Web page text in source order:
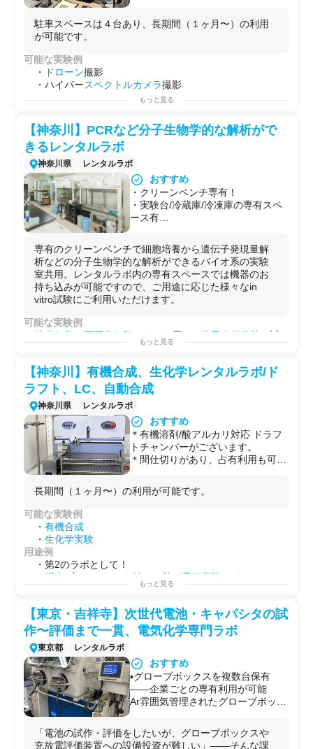
★顕微鏡やドローン、撮影台、照
明、積分球など、カメラでの撮影に
操縦者の手配もできます。
ハイパースペクトルカメラ撮影のエ
キスパートから実験方法のアドバイ
駐車スペースは４台あり、長期間（１ヶ月〜）の利用
が可能です。
可能な実験例
・
ドローン撮影
・ハイパースペクトルカメラ撮影
などなど
用途例
・第2のラボとして！
・研究プロジェクトを始める前の
・自社で行えない
サイドプロジェクト
使用！
・ハイパー スペクトル カメラ を利用してみたい方へ！
もっと見る
【神奈川】PCRなど分子生物学的な解析がで
きるレンタルラボ
神奈川県 レンタルラボ
おすすめ
・クリーンベンチ専有！
・実験台/冷蔵庫/冷凍庫の専有スペ
ース有
す
・分子生物学的な解析に必要な機器
が揃っています
・大型オートクレーブや超遠心機も
完備
専有のクリーンベンチで細胞培養から遺伝子発現量解
析などの分子生物学的な解析ができるバイオ系の実験
室共用。レンタルラボ内の専有スペースでは機器のお
持ち込みが可能ですので、ご用途に応じた様々なin
vitro試験にご利用いただけます。
可能な実験例
株化細胞
（不死化細胞 ）などを用いた 分子生物学 的な試
ブロッティング(western
blotting)/リアルタイムPCR/細胞
増殖/ セルベースアッセイ/アガロースゲル電気泳動
出
RNA抽出 DNA抽出 /タンパク質抽出
ーム精製
in vitro試験/SDS-PAGE
プレートベースアッセイ
ライブラリー調製
え /遺伝子編集(CRISPR-Cas9)/ノックダウン実験(siRNA導
入)/ 蛍光染色 免疫染色
/他
用途例
・メッセンジャーやタンパク質
の解析
・化合物や開発品の効果/薬効 の解析や
理の解析
・HTSなどの
件検討
・毒性試験
・医薬品や化粧品の細胞評価
・培養上清 エクソソーム
機能性評価
・第2のラボとして！
・自社で行えないサイドプロジェクトを行う場としての
使用
もっと見る
【神奈川】有機合成、生化学レンタルラボ/ド
ラフト、LC、自動合成
神奈川県 レンタルラボ
おすすめ
＊有機溶剤/酸アルカリ対応 ドラフ
トチャンバーがございます。
＊間仕切りがあり、占有利用も可能
＊レンタルラボサポートスタッフの
常駐があり、試薬のうけとり、備品
長期間（１ヶ月〜）の利用が可能です。
可能な実験例
・有機合成
・生化学実験
用途例
・第2のラボとして！
・研究 プロジェクトを始める前の 予備実験 などに！
サイドプロジェクト
もっと見る
【東京・吉祥寺】次世代電池・キャパシタの試
作〜評価まで一貫、電気化学専門ラボ
東京都 レンタルラボ
おすすめ
▪️グローブボックスを複数台保有
——企業ごとの専有利用が可能
Ar雰囲気管理されたグローブボック
ーブボックスジャパン・アール・
UNICO）。金属Liや揮発性電解液を
「電池の試作・評価をしたいが、グローブボックスや
充放電評価装置への設備投資が難しい」——そんな課